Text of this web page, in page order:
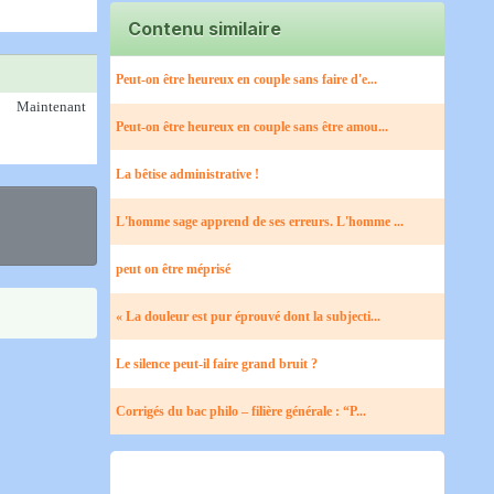
Maintenant
Contenu similaire
Peut-on être heureux en couple sans faire d'e...
Peut-on être heureux en couple sans être amou...
La bêtise administrative !
L'homme sage apprend de ses erreurs. L'homme ...
peut on être méprisé
« La douleur est pur éprouvé dont la subjecti...
Le silence peut-il faire grand bruit ?
Corrigés du bac philo – filière générale : “P...